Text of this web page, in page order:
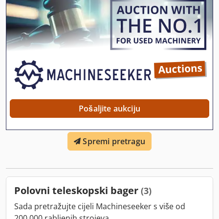
Pošaljite aukciju
Spremi pretragu
Polovni teleskopski bager (3)
Sada pretražujte cijeli Machineseeker s više od